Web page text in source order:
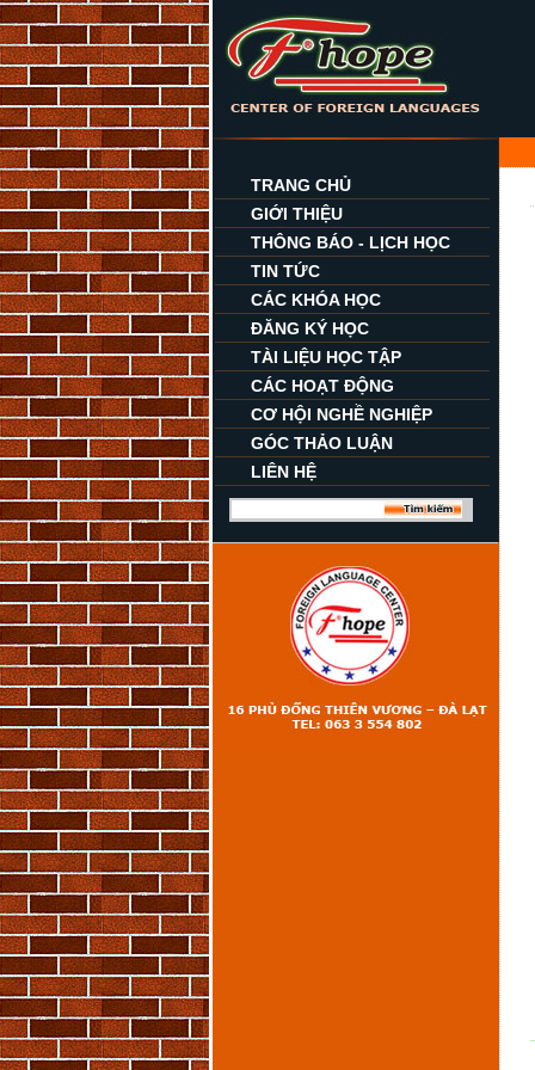
TRANG CHỦ
GIỚI THIỆU
THÔNG BÁO - LỊCH HỌC
TIN TỨC
CÁC KHÓA HỌC
ĐĂNG KÝ HỌC
TÀI LIỆU HỌC TẬP
CÁC HOẠT ĐỘNG
CƠ HỘI NGHỀ NGHIỆP
GÓC THẢO LUẬN
LIÊN HỆ